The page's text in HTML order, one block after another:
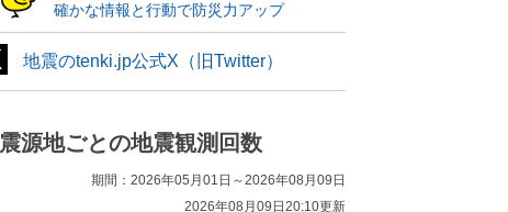
確かな情報と行動で防災力アップ
地震のtenki.jp公式X（旧Twitter）
震源地ごとの地震観測回数
期間：2026年05月01日～2026年08月09日
2026年08月09日20:10更新